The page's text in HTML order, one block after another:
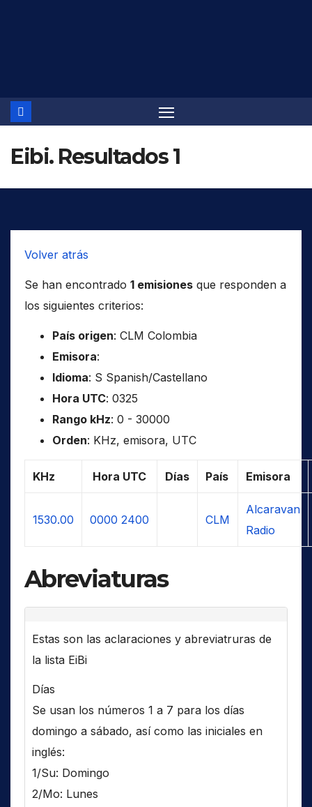
Eibi. Resultados 1
Volver atrás
Se han encontrado 1 emisiones que responden a
los siguientes criterios:
País origen: CLM Colombia
Emisora:
Idioma: S Spanish/Castellano
Hora UTC: 0325
Rango kHz: 0 - 30000
Orden: KHz, emisora, UTC
KHz Hora UTC Días País Emisora
1530.00 0000 2400 CLM
Alcaravan
Radio
Abreviaturas
Estas son las aclaraciones y abreviatruras de
la lista EiBi
Días
Se usan los números 1 a 7 para los días
domingo a sábado, así como las iniciales en
inglés:
1/Su: Domingo
2/Mo: Lunes